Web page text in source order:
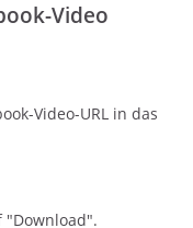
Video
Video-URL in das
"Download".